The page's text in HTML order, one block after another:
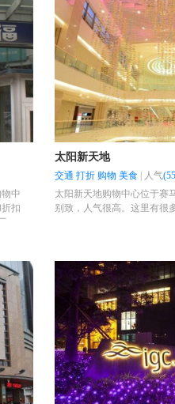
中
扣
太阳新天地
交通 打折 购物 美食 人气
太阳新天地购物中心位于赛
别致，人气很高。这里有很